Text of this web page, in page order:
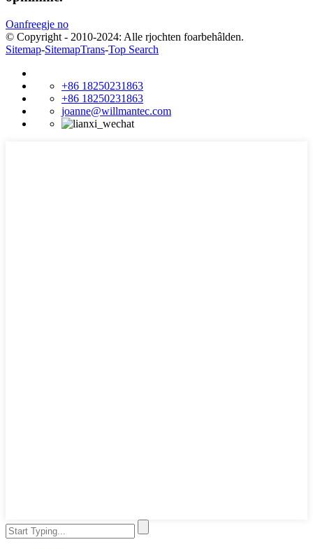
Oanfreegje no
© Copyright - 2010-2024: Alle rjochten foarbehâlden.
Sitemap-SitemapTrans-Top Search
+86 18250231863
+86 18250231863
joanne@willmantec.com